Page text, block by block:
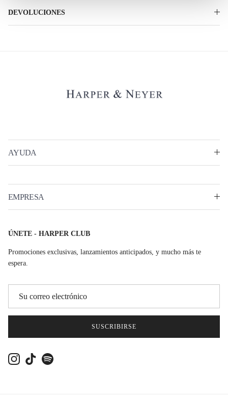
DEVOLUCIONES
AYUDA
EMPRESA
ÚNETE - HARPER CLUB
Promociones exclusivas, lanzamientos anticipados, y mucho más te
espera.
SUSCRIBIRSE
InstagramTikTokSpotify